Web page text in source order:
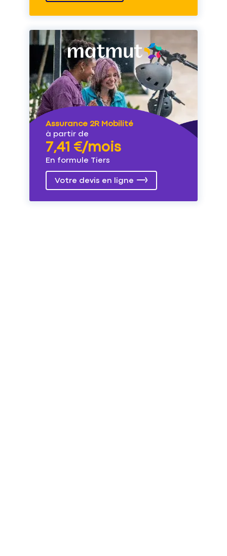
Assurance 2R Mobilité
à partir de
7,41 €/mois
En formule Tiers
Votre devis en ligne